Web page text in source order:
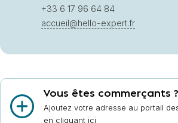
+33 6 17 96 64 84
accueil@hello-expert.fr
Vous êtes commerçants ?
Ajoutez votre adresse au portail
en cliquant ici